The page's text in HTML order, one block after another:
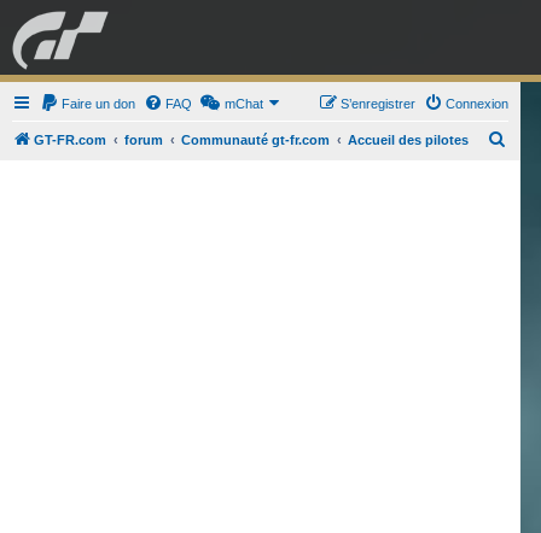
GRAN TURISMO FORUM
Faire un don FAQ mChat Connexion
S’enregistrer
GT-FR.com forum Communauté gt-fr.com Accueil des pilotes